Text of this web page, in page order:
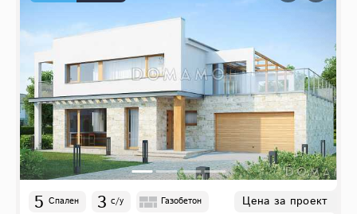
5 Спален 3 с/у Газобетон Цена за проект